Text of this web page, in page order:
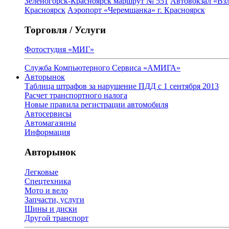
Красноярск Аэропорт «Черемшанка» г. Красноярск
Торговля / Услуги
Фотостудия «МИГ»
Служба Компьютерного Сервиса «АМИГА»
Авторынок
Таблица штрафов за нарушение ПДД с 1 сентября 2013
Расчет транспортного налога
Новые правила регистрации автомобиля
Автосервисы
Автомагазины
Информация
Авторынок
Легковые
Спецтехника
Мото и вело
Запчасти, услуги
Шины и диски
Другой транспорт